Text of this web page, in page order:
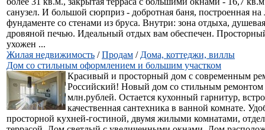
санузел. И большой сюрприз - добротная баня, построенная на
фундаменте со стенами из бруса. Внутри: зона отдыха,
дровяной печью. Идеальный отдых вам обеспечен.
ухожен ...
Жилая недвижимость /Продам / Дома, коттеджи, виллы
Дом со стильным оформлением и большим участком
Красивый и просторный дом с современным
Российский! Новый дом со стильным ремонтом
млн.рублей. Остается кухонный гарнитур,
качественная сантехника в ванной комнате.
просторной кухней-гостиной, двумя жилыми комнатами,